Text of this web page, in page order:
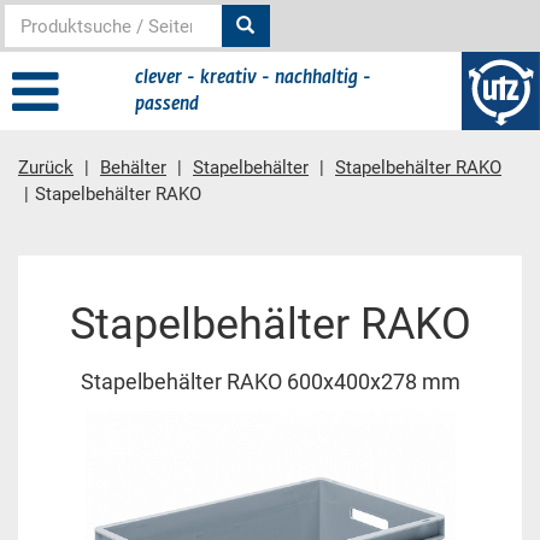
clever - kreativ - nachhaltig -
passend
Zurück Behälter Stapelbehälter
Stapelbehälter RAKO
Stapelbehälter RAKO
Stapelbehälter RAKO
Stapelbehälter RAKO 600x400x278 mm